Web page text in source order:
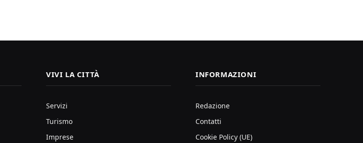
VIVI LA CITTÀ
Servizi
Turismo
Imprese
INFORMAZIONI
Redazione
Contatti
Cookie Policy (UE)